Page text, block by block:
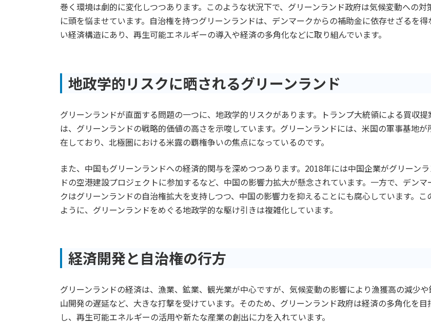
巻く環境は劇的に変化しつつあります。このような状況下で、グリーンランド政府は気候変動への対
に頭を悩ませています。自治権を持つグリーンランドは、デンマークからの補助金に依存せざるを得
い経済構造にあり、再生可能エネルギーの導入や経済の多角化などに取り組んでいます。
地政学的リスクに晒されるグリーンランド
グリーンランドが直面する問題の一つに、地政学的リスクがあります。トランプ大統領による買収提
は、グリーンランドの戦略的価値の高さを示唆しています。グリーンランドには、米国の軍事基地が
在しており、北極圏における米露の覇権争いの焦点になっているのです。
また、中国もグリーンランドへの経済的関与を深めつつあります。2018年には中国企業がグリーン
ドの空港建設プロジェクトに参加するなど、中国の影響力拡大が懸念されています。一方で、デンマ
クはグリーンランドの自治権拡大を支持しつつ、中国の影響力を抑えることにも腐心しています。こ
ように、グリーンランドをめぐる地政学的な駆け引きは複雑化しています。
経済開発と自治権の行方
グリーンランドの経済は、漁業、鉱業、観光業が中心ですが、気候変動の影響により漁獲高の減少や
山開発の遅延など、大きな打撃を受けています。そのため、グリーンランド政府は経済の多角化を目
し、再生可能エネルギーの活用や新たな産業の創出に力を入れています。